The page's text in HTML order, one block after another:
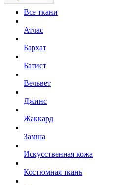
Все ткани
Атлас
Бархат
Батист
Вельвет
Джинс
Жаккард
Замша
Искусственная кожа
Костюмная ткань